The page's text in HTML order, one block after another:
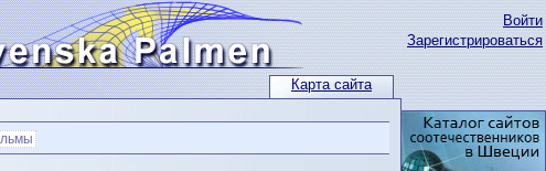
Карта сайта
Войти
Зарегистрироваться